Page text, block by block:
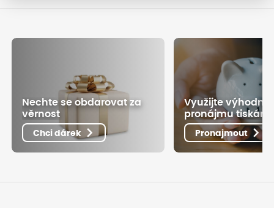
Nechte se obdarovat za
věrnost
Chci dárek
Využijte
pronájmu
Pronajmout